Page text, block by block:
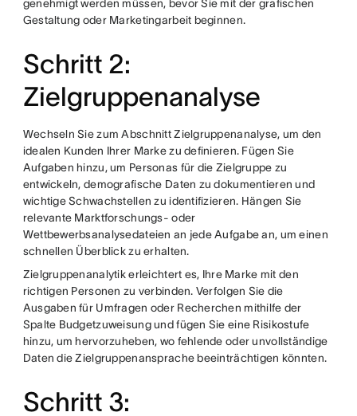
genehmigt werden müssen, bevor Sie mit der grafischen
Gestaltung oder Marketingarbeit beginnen.
Schritt 2:
Zielgruppenanalyse
Wechseln Sie zum Abschnitt Zielgruppenanalyse, um den
idealen Kunden Ihrer Marke zu definieren. Fügen Sie
Aufgaben hinzu, um Personas für die Zielgruppe zu
entwickeln, demografische Daten zu dokumentieren und
wichtige Schwachstellen zu identifizieren. Hängen Sie
relevante Marktforschungs- oder
Wettbewerbsanalysedateien an jede Aufgabe an, um einen
schnellen Überblick zu erhalten.
Zielgruppenanalytik erleichtert es, Ihre Marke mit den
richtigen Personen zu verbinden. Verfolgen Sie die
Ausgaben für Umfragen oder Recherchen mithilfe der
Spalte Budgetzuweisung und fügen Sie eine Risikostufe
hinzu, um hervorzuheben, wo fehlende oder unvollständige
Daten die Zielgruppenansprache beeinträchtigen könnten.
Schritt 3: